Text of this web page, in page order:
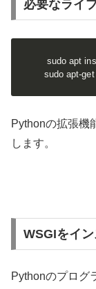
必要なライ
sudo apt
sudo apt-
Pythonの拡張機
します。
WSGIをイ
Pythonのプログ